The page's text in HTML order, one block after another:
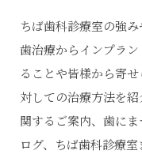
ちば歯科診療室の強
歯治療からインプラ
ることや皆様から寄
対しての治療方法を
関するご案内、歯に
ログ、ちば歯科診療